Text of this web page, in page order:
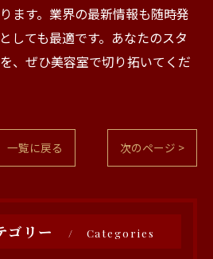
ます。業界の最新情報も随時発
しても最適です。あなたのスタ
、ぜひ美容室で切り拓いてくだ
一覧に戻る 次のページ >
ゴリー Categories